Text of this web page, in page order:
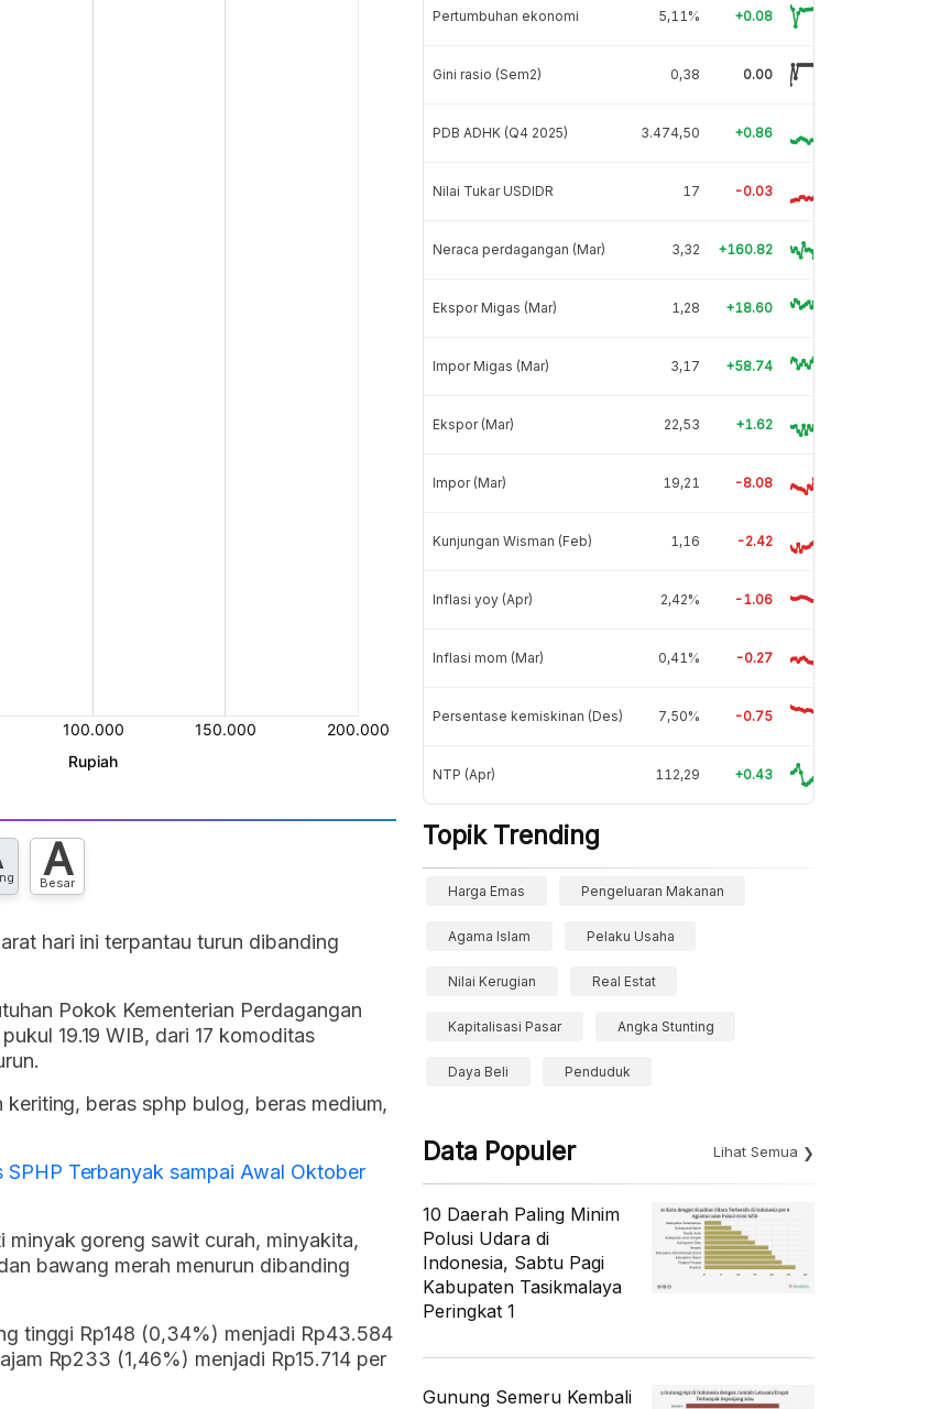
A
Besar
hari ini terpantau turun dibanding
Pokok Kementerian Perdagangan
19.19 WIB, dari 17 komoditas
beras sphp bulog, beras medium,
Terbanyak sampai Awal Oktober
minyak goreng sawit curah, minyakita,
bawang merah menurun dibanding
tinggi Rp148 (0,34%) menjadi Rp43.584
Rp233 (1,46%) menjadi Rp15.714 per
Pertumbuhan ekonomi 5,11% +0.08
Gini rasio (Sem2) 0,38 0.00
PDB ADHK (Q4 2025) 3.474,50 +0.86
Nilai Tukar USDIDR 17 -0.03
Neraca perdagangan (Mar) 3,32 +160.82
Ekspor Migas (Mar) 1,28 +18.60
Impor Migas (Mar) 3,17 +58.74
Ekspor (Mar) 22,53 +1.62
Impor (Mar) 19,21 -8.08
Kunjungan Wisman (Feb) 1,16 -2.42
Inflasi yoy (Apr) 2,42% -1.06
Inflasi mom (Mar) 0,41% -0.27
Persentase kemiskinan (Des) 7,50% -0.75
NTP (Apr) 112,29 +0.43
Topik Trending
Harga Emas Pengeluaran Makanan
Agama Islam Pelaku Usaha
Nilai Kerugian Real Estat
Kapitalisasi Pasar Angka Stunting
Daya Beli Penduduk
Data Populer Lihat Semua
10 Daerah Paling Minim
Polusi Udara di
Indonesia, Sabtu Pagi
Kabupaten Tasikmalaya
Peringkat 1
Gunung Semeru Kembali